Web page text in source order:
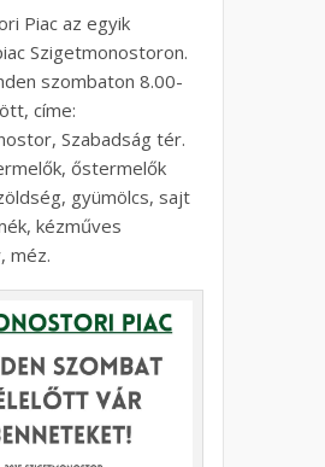
Piac az egyik
Szigetmonostoron.
szombaton 8.00-
címe:
Szabadság tér.
őstermelők
gyümölcs, sajt
kézműves
méz.